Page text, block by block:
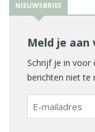
NIEUWSBRIEF
Meld je
Schrijf je in voor
berichten niet te
E-
mailadres